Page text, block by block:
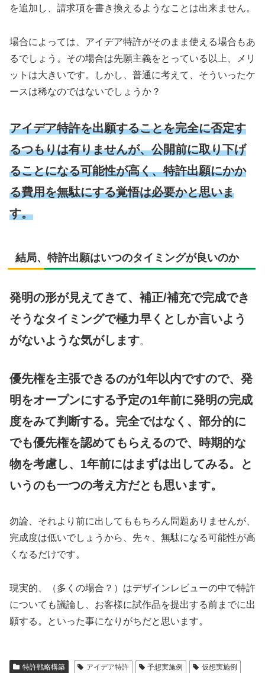
を追加し、請求項を書き換えるようなことは出来ません。
場合によっては、アイデア特許がそのまま使える場合もあ
るでしょう。その場合は先願主義をとっている以上、メリ
ットは大きいです。しかし、普通に考えて、そういったケ
ースは稀なのではないでしょうか？
アイデア特許を出願することを完全に否定す
るつもりは有りませんが、公開前に取り下げ
ることになる可能性が高く、特許出願にかか
る費用を無駄にする覚悟は必要かと思いま
す。
結局、特許出願はいつのタイミングが良いのか
発明の形が見えてきて、補正/補充で完成でき
そうなタイミングで極力早くとしか言いよう
がないような気がします。
優先権を主張できるのが1年以内ですので、発
明をオープンにする予定の1年前に発明の完成
度をみて判断する。完全ではなく、部分的に
でも優先権を認めてもらえるので、時期的な
物を考慮し、1年前にはまずは出してみる。と
いうのも一つの考え方だとも思います。
勿論、それより前に出してももちろん問題ありませんが、
完成度は低いでしょうから、先々、無駄になる可能性が高
くなるだけです。
現実的、（多くの場合？）はデザインレビューの中で特許
についても議論し、お客様に試作品を提出する前までに出
願する。といった事になりがちだと思います。
特許戦略構築 アイデア特許 予想実施例 仮想実施例